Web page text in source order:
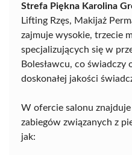
Strefa Piękna Karolina
Lifting Rzęs, Makijaż
zajmuje wysokie, trzecie
specjalizujących się w
Bolesławcu, co świadczy
doskonałej jakości
W ofercie salonu
zabiegów związanych z
jak: